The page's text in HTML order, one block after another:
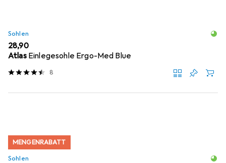
Sohlen
EUR
28,90
Atlas Einlegesohle Ergo-Med Blue
8
MENGENRABATT
Sohlen